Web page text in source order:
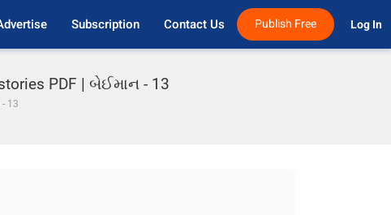
Subscription Contact Us Publish Free Log In
PDF | બેઈમાન - 13
13